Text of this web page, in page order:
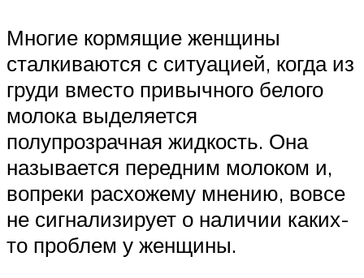
Многие кормящие женщины
сталкиваются с ситуацией, когда из
груди вместо привычного белого
молока выделяется
полупрозрачная жидкость. Она
называется передним молоком и,
вопреки расхожему мнению, вовсе
не сигнализирует о наличии каких-
то проблем у женщины.